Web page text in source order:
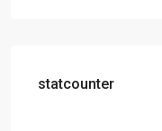
statcounter